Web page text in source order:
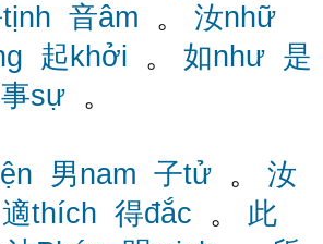
音âm 。 汝nhữ
起khởi 。 如như 是
事sự 。
男nam 子tử 。 汝
適thích 得đắc 。 此